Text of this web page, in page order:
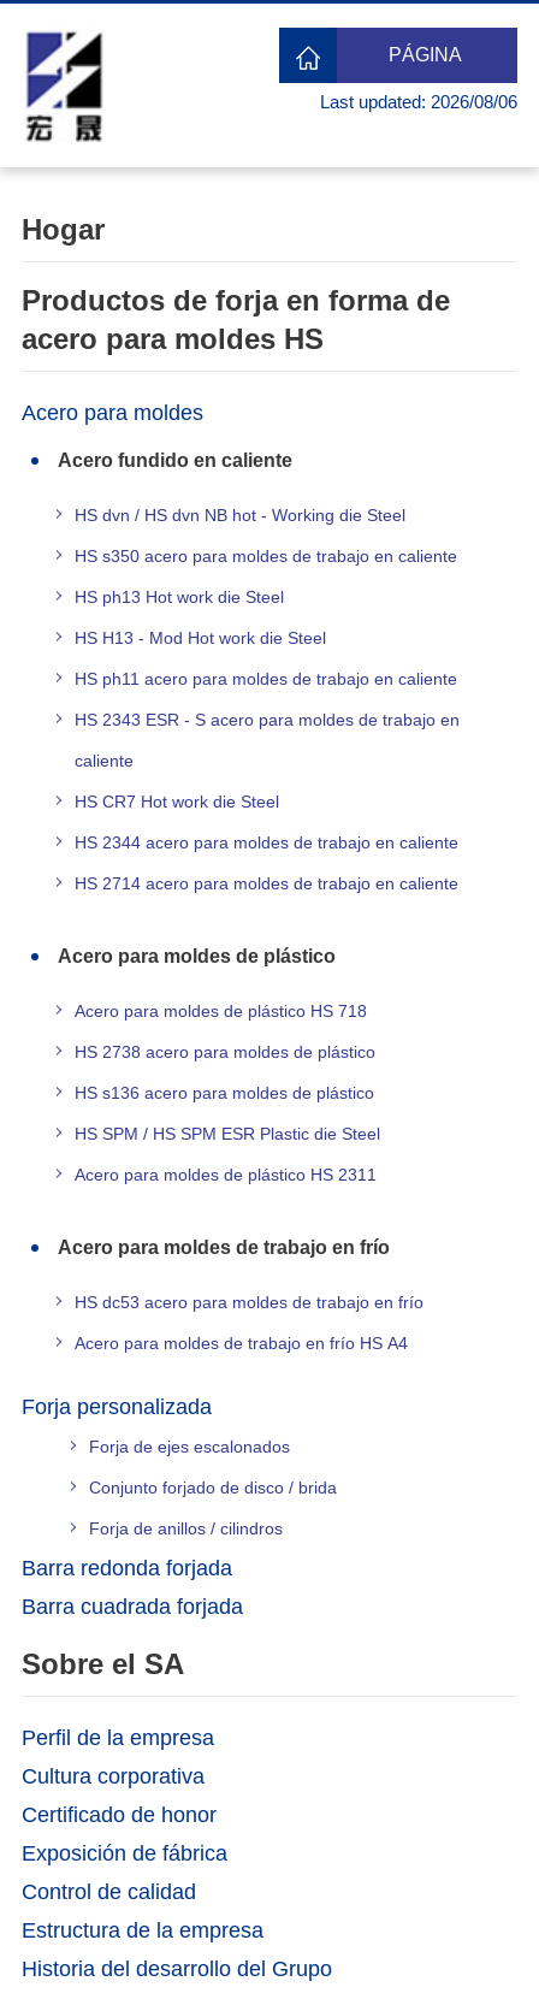
PÁGINA
PRINCIPAL
Last updated: 2026/08/06
Hogar
Productos de forja en forma de
acero para moldes HS
Acero para moldes
Acero fundido en caliente
HS dvn / HS dvn NB hot - Working die Steel
HS s350 acero para moldes de trabajo en caliente
HS ph13 Hot work die Steel
HS H13 - Mod Hot work die Steel
HS ph11 acero para moldes de trabajo en caliente
HS 2343 ESR - S acero para moldes de trabajo en
caliente
HS CR7 Hot work die Steel
HS 2344 acero para moldes de trabajo en caliente
HS 2714 acero para moldes de trabajo en caliente
Acero para moldes de plástico
Acero para moldes de plástico HS 718
HS 2738 acero para moldes de plástico
HS s136 acero para moldes de plástico
HS SPM / HS SPM ESR Plastic die Steel
Acero para moldes de plástico HS 2311
Acero para moldes de trabajo en frío
HS dc53 acero para moldes de trabajo en frío
Acero para moldes de trabajo en frío HS A4
Forja personalizada
Forja de ejes escalonados
Conjunto forjado de disco / brida
Forja de anillos / cilindros
Barra redonda forjada
Barra cuadrada forjada
Sobre el SA
Perfil de la empresa
Cultura corporativa
Certificado de honor
Exposición de fábrica
Control de calidad
Estructura de la empresa
Historia del desarrollo del Grupo